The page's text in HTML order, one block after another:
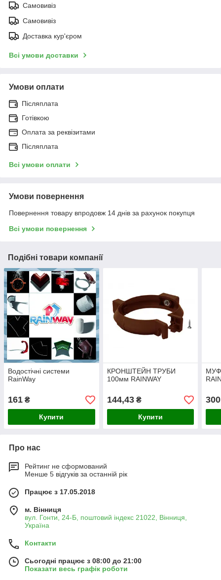
Самовивіз
Самовивіз
Доставка кур'єром
Всі умови доставки
Умови оплати
Післяплата
Готівкою
Оплата за реквізитами
Післяплата
Всі умови оплати
Умови повернення
Повернення товару впродовж 14 днів за рахунок покупця
Всі умови повернення
Подібні товари компанії
Водостічні системи
RainWay
161 ₴
Купити
КРОНШТЕЙН ТРУБИ
100мм RAINWAY
144,43₴
Купити
Про нас
Рейтинг не сформований
Менше 5 відгуків за останній рік
Працює з 17.05.2018
м. Вінниця
вул. Гонти, 24-Б, поштовий індекс 21022, Вінниця,
Україна
Контакти
Сьогодні працює з 08:00 до 21:00
Показати весь графік роботи